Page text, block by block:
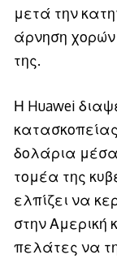
μετά την
άρνηση
της.
Η Huawei
δολάρια
τομέα της
ελπίζει να
στην Αμερική
πελάτες να